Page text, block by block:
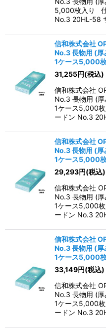
5,000枚入り
No.3 20HL-58
信和株式会社
No.3 長物用 (
1ケース5,000
31,255円(税込)
信和株式会社
No.3 長物用 (
1ケース5,000
ードン No.3
信和株式会社
No.3 長物用 (
1ケース5,000
29,293円(税込)
信和株式会社
No.3 長物用 (
1ケース5,000
ードン No.3
信和株式会社
No.3 長物用 (
1ケース5,000
33,149円(税込)
信和株式会社
No.3 長物用 (
1ケース5,000
ードン No.3